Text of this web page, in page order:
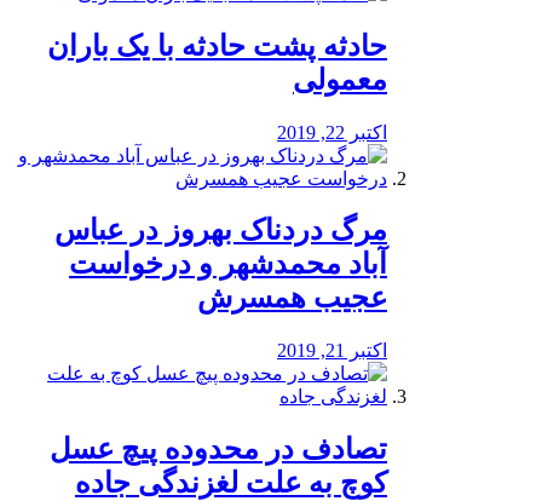
️حادثه پشت حادثه با یک باران
معمولی
اکتبر 22, 2019
مرگ دردناک بهروز در عباس
آباد محمدشهر و درخواست
عجیب همسرش
اکتبر 21, 2019
تصادف در محدوده پیچ عسل
کوچ به علت لغزندگی جاده